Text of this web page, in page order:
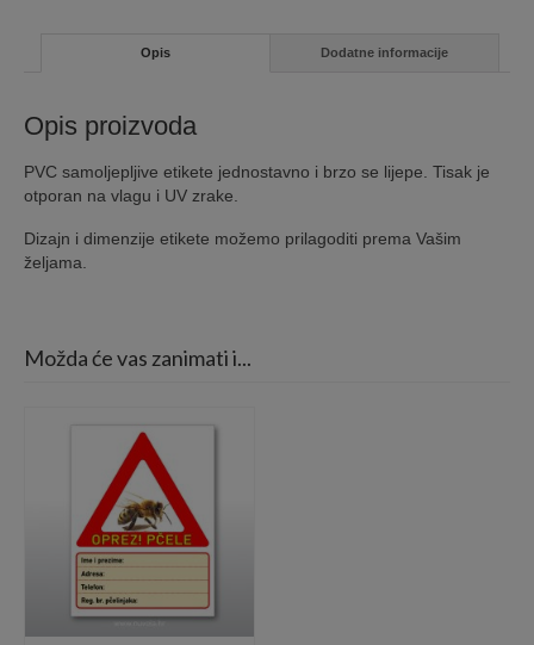
Opis Dodatne informacije
Opis proizvoda
PVC samoljepljive etikete jednostavno i brzo se lijepe. Tisak je
otporan na vlagu i UV zrake.
Dizajn i dimenzije etikete možemo prilagoditi prema Vašim
željama.
Možda će vas zanimati i...